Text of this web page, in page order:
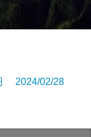
2024/02/28